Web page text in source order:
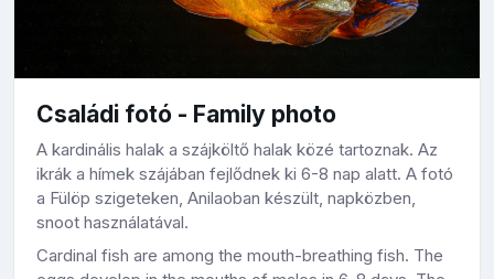
Családi fotó - Family photo
A kardinális halak a szájköltő halak közé tartoznak. Az
ikrák a hímek szájában fejlődnek ki 6-8 nap alatt. A fotó
a Fülöp szigeteken, Anilaoban készült, napközben,
snoot használatával.
Cardinal fish are among the mouth-breathing fish. The